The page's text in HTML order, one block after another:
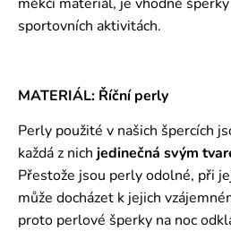
sportovních aktivitách.
MATERIÁL: Říční perly
Perly použité v našich špercích
každá z nich jedinečná svým
Přestože jsou perly odolné, při
může docházet k jejich
proto perlové šperky na noc